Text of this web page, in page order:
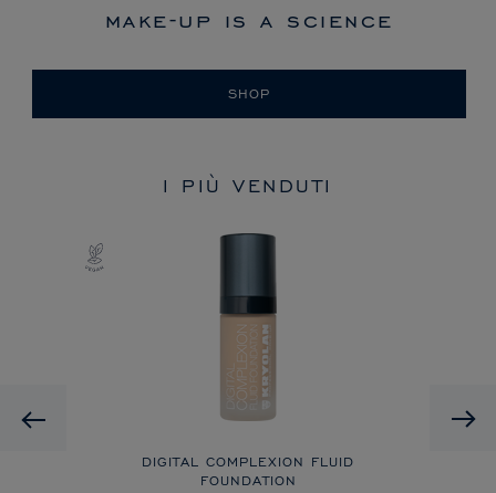
make-up is a science
SHOP
I PIÙ VENDUTI
Previous
DIGITAL COMPLEXION FLUID
FOUNDATION